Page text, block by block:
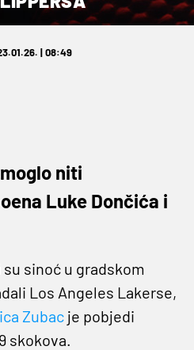
| 08:49
niti
Luke Dončića i
sinoć u gradskom
Los Angeles Lakerse,
Zubac je pobjedi
skokova.